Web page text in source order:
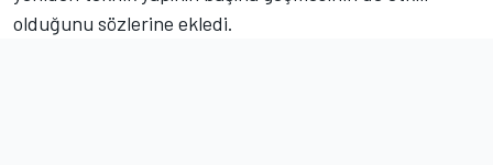
olduğunu sözlerine ekledi.